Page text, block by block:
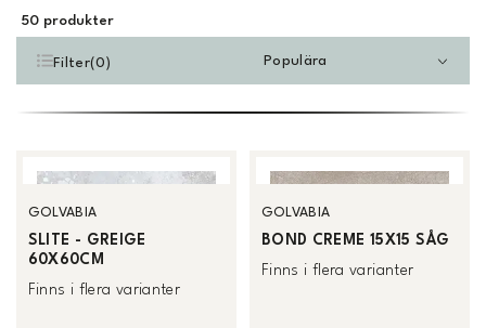
50 produkter
Filter(0) Populära
GOLVABIA
SLITE - GREIGE
60X60CM
Finns i flera varianter
GOLVABIA
BOND CREME 15X15 SÅG
Finns i flera varianter